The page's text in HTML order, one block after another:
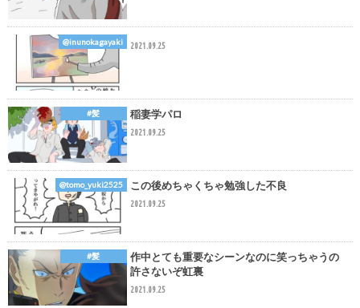
@inunokagayaki 2021.09.25
#髪 稲妻学パロ
2021.09.25
@tomo_yuki2525 この後めちゃくちゃ勉強した不良
2021.09.25
#髪
作中とても重要なシーンなのに笑っちゃうの
許さないぞ虹裏
2021.09.25